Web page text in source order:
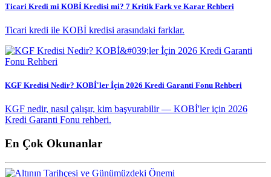
Ticari Kredi mi KOBİ Kredisi mi? 7 Kritik Fark ve Karar Rehberi
Ticari kredi ile KOBİ kredisi arasındaki farklar.
KGF Kredisi Nedir? KOBİ'ler İçin 2026 Kredi Garanti Fonu Rehberi
KGF nedir, nasıl çalışır, kim başvurabilir — KOBİ'ler için 2026
Kredi Garanti Fonu rehberi.
En Çok Okunanlar